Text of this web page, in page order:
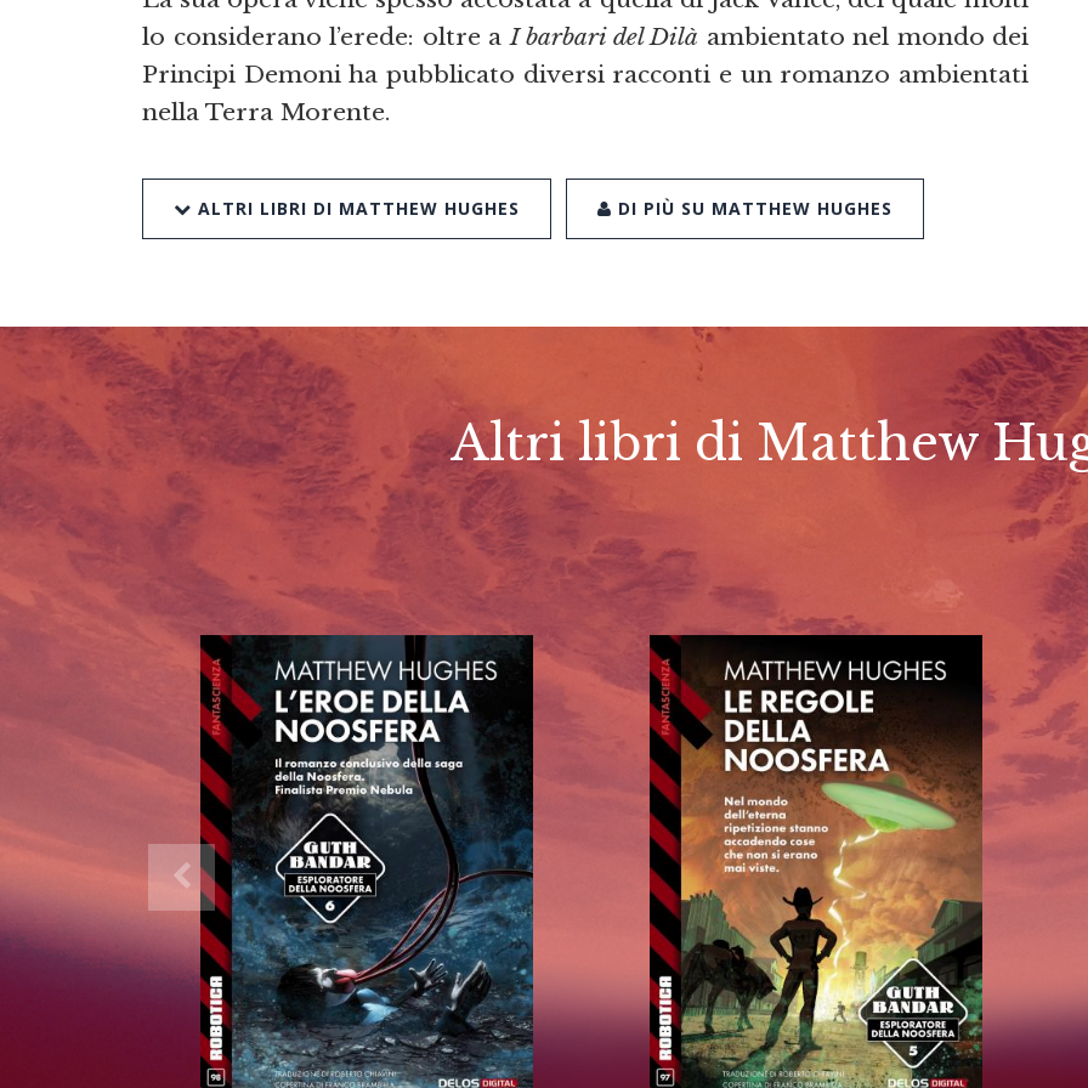
lo considerano l’erede: oltre aI barbari del Dilà ambientato nel mondo dei
Principi Demoni ha pubblicato diversi racconti e un romanzo ambientati
nella Terra Morente.
ALTRI LIBRI DI MATTHEW HUGHES DI PIÙ SU MATTHEW HUGHES
Altri libri di Matthew